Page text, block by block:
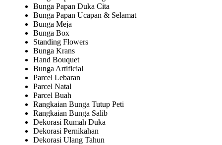
Bunga Papan Duka Cita
Bunga Papan Ucapan & Selamat
Bunga Meja
Bunga Box
Standing Flowers
Bunga Krans
Hand Bouquet
Bunga Artificial
Parcel Lebaran
Parcel Natal
Parcel Buah
Rangkaian Bunga Tutup Peti
Rangkaian Bunga Salib
Dekorasi Rumah Duka
Dekorasi Pernikahan
Dekorasi Ulang Tahun